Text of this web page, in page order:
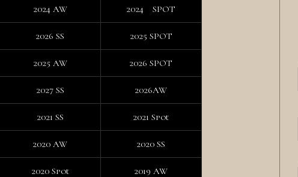
2024 AW 2024 SPOT
2026 SS 2025 SPOT
2025 AW 2026 SPOT
2027 SS 2026AW
2021 SS 2021 Spot
2020 AW 2020 SS
2020 Spot 2019 AW